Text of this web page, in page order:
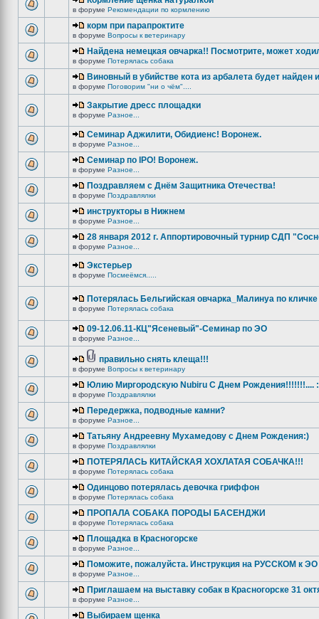
в форуме Рекомендации по кормлению
корм при парапроктите
в форуме Вопросы к ветеринару
Найдена немецкая овчарка!! Посмотрите, может
в форуме Потерялась собака
Виновный в убийстве кота из арбалета будет найден
в форуме Поговорим "ни о чём"....
Закрытие дресс площадки
в форуме Разное...
Семинар Аджилити, Обидиенс! Воронеж.
в форуме Разное...
Семинар по IPO! Воронеж.
в форуме Разное...
Поздравляем с Днём Защитника Отечества!
в форуме Поздравлялки
инструкторы в Нижнем
в форуме Разное...
28 января 2012 г. Аппортировочный турнир СДП
в форуме Разное...
Экстерьер
в форуме Посмеёмся.....
Потерялась Бельгийская овчарка_Малинуа по
в форуме Потерялась собака
09-12.06.11-КЦ"Ясеневый"-Семинар по ЭО
в форуме Разное...
правильно снять клеща!!!
в форуме Вопросы к ветеринару
Юлию Миргородскую Nubiru С Днем Рождения!!!!!!!....
в форуме Поздравлялки
Передержка, подводные камни?
в форуме Разное...
Татьяну Андреевну Мухамедову с Днем Рождения:)
в форуме Поздравлялки
ПОТЕРЯЛАСЬ КИТАЙСКАЯ ХОХЛАТАЯ СОБАЧКА!!!
в форуме Потерялась собака
Одинцово потерялась девочка гриффон
в форуме Потерялась собака
ПРОПАЛА СОБАКА ПОРОДЫ БАСЕНДЖИ
в форуме Потерялась собака
Площадка в Красногорске
в форуме Разное...
Поможите, пожалуйста. Инструкция на РУССКОМ к ЭО
в форуме Разное...
Приглашаем на выставку собак в Красногорске 31
в форуме Разное...
Выбираем щенка